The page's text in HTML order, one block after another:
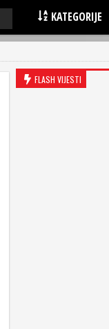
KATEGORIJE
FLASH VIJESTI